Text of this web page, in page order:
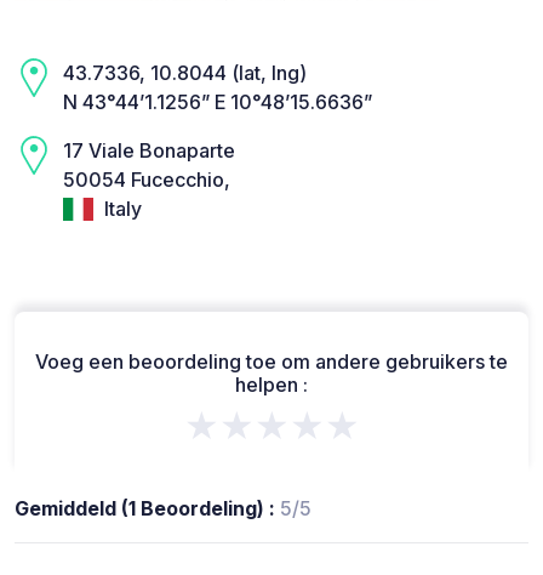
43.7336, 10.8044 (lat, lng)
N 43°44’1.1256” E 10°48’15.6636”
17 Viale Bonaparte
50054 Fucecchio,
Italy
Voeg een beoordeling toe om andere gebruikers te
helpen :
★★★★★
Gemiddeld (1 Beoordeling) : 5/5